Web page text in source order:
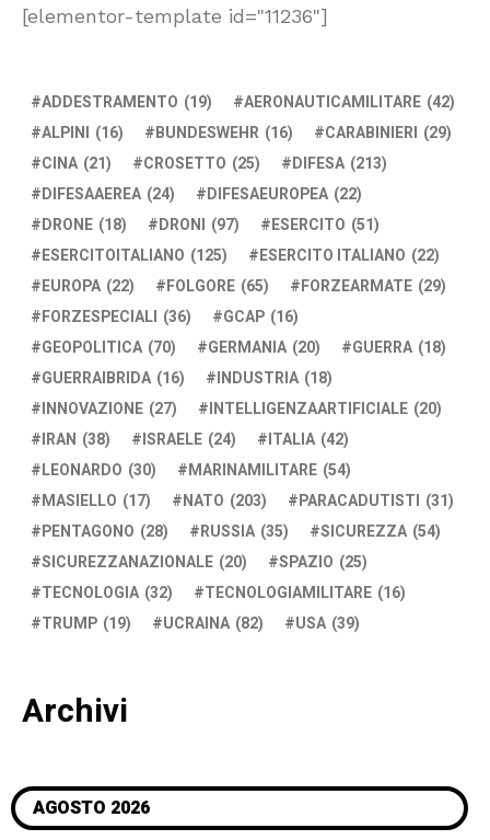
[elementor-template id="11236"]
ADDESTRAMENTO (19) AERONAUTICAMILITARE (42)
ALPINI (16) BUNDESWEHR (16) CARABINIERI (29)
CINA (21) CROSETTO (25) DIFESA (213)
DIFESAAEREA (24) DIFESAEUROPEA (22)
DRONE (18) DRONI (97) ESERCITO (51)
ESERCITOITALIANO (125) ESERCITO ITALIANO (22)
EUROPA (22) FOLGORE (65) FORZEARMATE (29)
FORZESPECIALI (36) GCAP (16)
GEOPOLITICA (70) GERMANIA (20) GUERRA (18)
GUERRAIBRIDA (16) INDUSTRIA (18)
INNOVAZIONE (27) INTELLIGENZAARTIFICIALE (20)
IRAN (38) ISRAELE (24) ITALIA (42)
LEONARDO (30) MARINAMILITARE (54)
MASIELLO (17) NATO (203) PARACADUTISTI (31)
PENTAGONO (28) RUSSIA (35) SICUREZZA (54)
SICUREZZANAZIONALE (20) SPAZIO (25)
TECNOLOGIA (32) TECNOLOGIAMILITARE (16)
TRUMP (19) UCRAINA (82) USA (39)
Archivi
AGOSTO 2026